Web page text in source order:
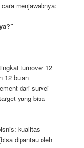
menjawabnya:
turnover 12
12 bulan
dari survei
yang bisa
kualitas
dipantau oleh